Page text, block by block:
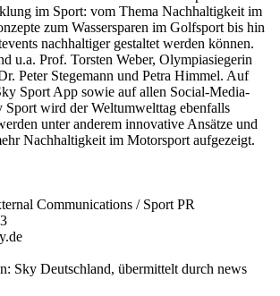
im Sport: vom Thema Nachhaltigkeit im
zum Wassersparen im Golfsport bis hin
nachhaltiger gestaltet werden können.
u.a. Prof. Torsten Weber, Olympiasiegerin
Peter Stegemann und Petra Himmel. Auf
Sport App sowie auf allen Social-Media-
Sport wird der Weltumwelttag ebenfalls
unter anderem innovative Ansätze und
Nachhaltigkeit im Motorsport aufgezeigt.
Communications / Sport PR
Sky Deutschland, übermittelt durch news